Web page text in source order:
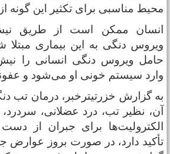
مناسبی برای تکثیر این گونه از
ممکن است از طریق
دنگی به این بیماری مبتلا
ویروس دنگی انسانی را
سیستم خونی او می‌شود و عفونت
گزارش خزرتیترخبر، درمان تب
نظیر تب، درد عضلانی، سردرد،
برای جبران از دست
دارد، در صورت بروز عوارض